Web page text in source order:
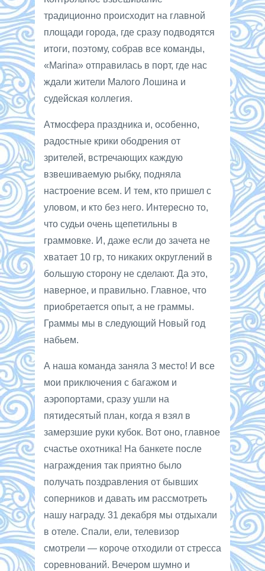
традиционно происходит на главной
площади города, где сразу подводятся
итоги, поэтому, собрав все команды,
«Marina» отправилась в порт, где нас
ждали жители Малого Лошина и
судейская коллегия.
Атмосфера праздника и, особенно,
радостные крики ободрения от
зрителей, встречающих каждую
взвешиваемую рыбку, подняла
настроение всем. И тем, кто пришел с
уловом, и кто без него. Интересно то,
что судьи очень щепетильны в
граммовке. И, даже если до зачета не
хватает 10 гр, то никаких округлений в
большую сторону не сделают. Да это,
наверное, и правильно. Главное, что
приобретается опыт, а не граммы.
Граммы мы в следующий Новый год
набьем.
А наша команда заняла 3 место! И все
мои приключения с багажом и
аэропортами, сразу ушли на
пятидесятый план, когда я взял в
замерзшие руки кубок. Вот оно, главное
счастье охотника! На банкете после
награждения так приятно было
получать поздравления от бывших
соперников и давать им рассмотреть
нашу награду. 31 декабря мы отдыхали
в отеле. Спали, ели, телевизор
смотрели — короче отходили от стресса
соревнований. Вечером шумно и